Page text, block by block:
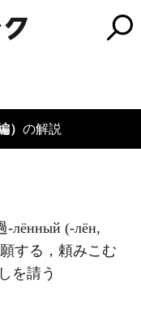
） の解説
-лённый (-лён,
する，頼みこむ
を請う